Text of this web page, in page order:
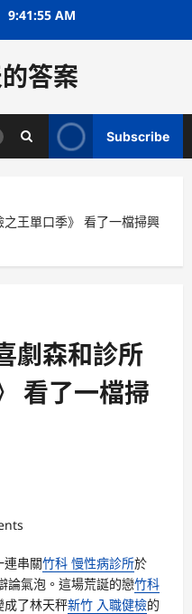
9:41:55 AM
答案
Subscribe
王單口季》 看了一檔掃興
劇森和診所
看了一檔掃
連串關竹科 慢性病診所於
論氣泡。這場荒誕的戀竹科
成了林天秤新竹 入職健檢的